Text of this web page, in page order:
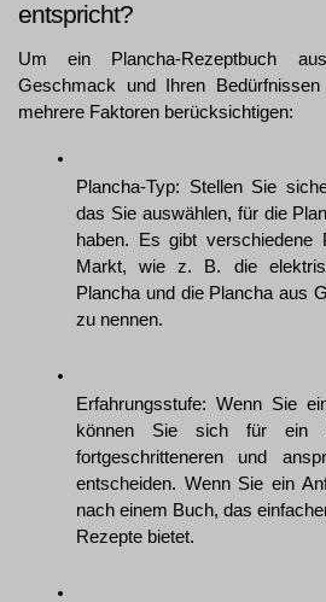
entspricht?
Um ein Plancha-Rezeptbuch
Geschmack und Ihren
mehrere Faktoren berücksichtigen:
Plancha-Typ: Stellen Sie
das Sie auswählen, für die
haben. Es gibt verschiedene
Markt, wie z. B. die
Plancha und die Plancha aus
zu nennen.
Erfahrungsstufe: Wenn Sie
können Sie sich für ein
fortgeschritteneren und
entscheiden. Wenn Sie ein
nach einem Buch, das
Rezepte bietet.